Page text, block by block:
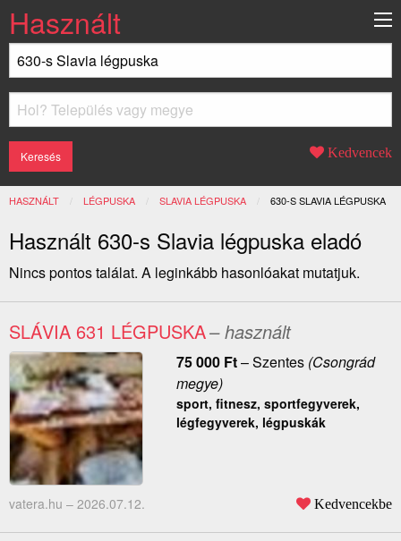
Használt
Kedvencek
HASZNÁLT LÉGPUSKA SLAVIA LÉGPUSKA JELENLEGI:
630-S SLAVIA LÉGPUSKA
Használt 630-s Slavia légpuska eladó
Nincs pontos találat. A leginkább hasonlóakat mutatjuk.
SLÁVIA 631 LÉGPUSKA– használt
75 000 Ft–Szentes(Csongrád
megye)
sport, fitnesz, sportfegyverek,
légfegyverek, légpuskák
vatera.hu – 2026.07.12. Kedvencekbe